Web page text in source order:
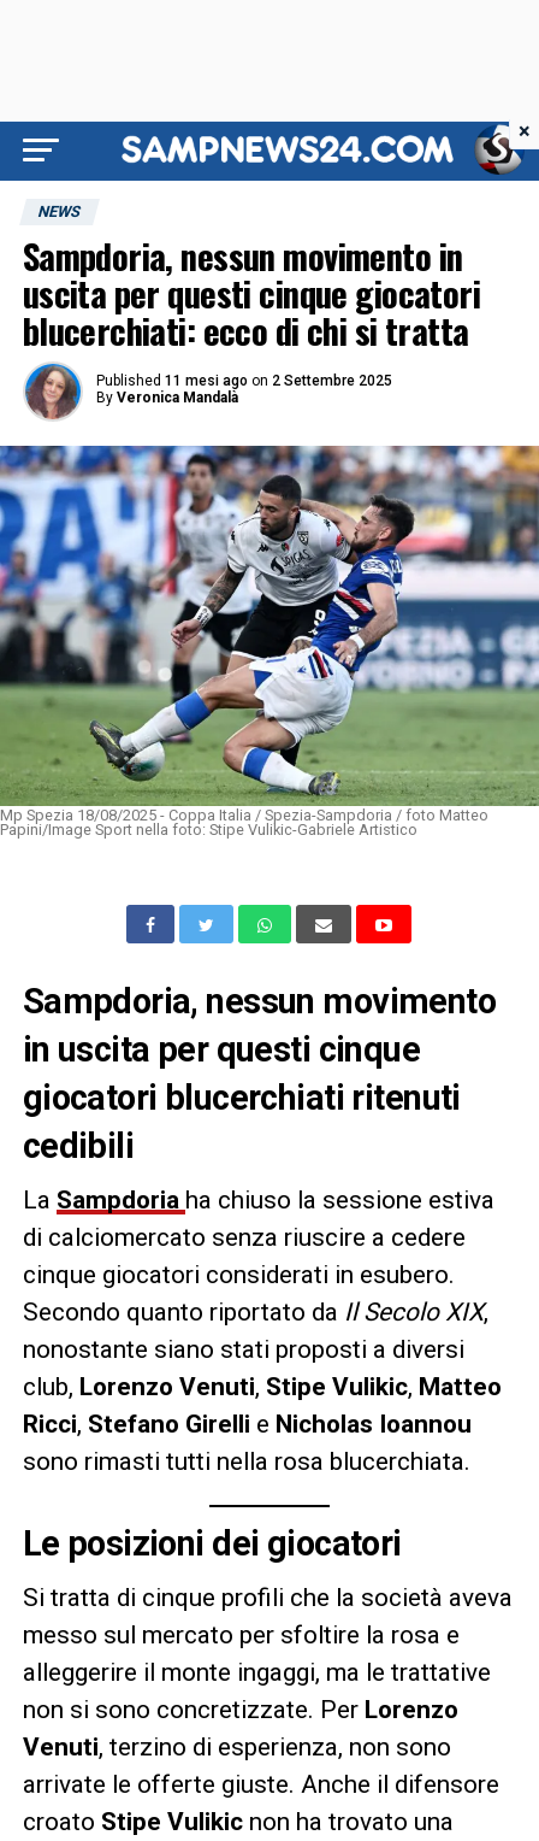
NEWS
Sampdoria, nessun movimento in
uscita per questi cinque giocatori
blucerchiati: ecco di chi si tratta
Published 11 mesi ago on 2 Settembre 2025
By Veronica Mandalà
Mp Spezia 18/08/2025 - Coppa Italia / Spezia-Sampdoria / foto Matteo
Papini/Image Sport nella foto: Stipe Vulikic-Gabriele Artistico
Sampdoria, nessun movimento
in uscita per questi cinque
giocatori blucerchiati ritenuti
cedibili
La Sampdoria ha chiuso la sessione estiva
di calciomercato senza riuscire a cedere
cinque giocatori considerati in esubero.
Secondo quanto riportato da Il Secolo XIX,
nonostante siano stati proposti a diversi
club, Lorenzo Venuti, Stipe Vulikic, Matteo
Ricci, Stefano Girelli e Nicholas Ioannou
sono rimasti tutti nella rosa blucerchiata.
Le posizioni dei giocatori
Si tratta di cinque profili che la società aveva
messo sul mercato per sfoltire la rosa e
alleggerire il monte ingaggi, ma le trattative
non si sono concretizzate. Per Lorenzo
Venuti, terzino di esperienza, non sono
arrivate le offerte giuste. Anche il difensore
croato Stipe Vulikicnon ha trovato una
×